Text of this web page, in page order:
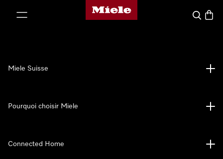
Page d'accueil de Miele
Search
Miele Suisse
Pourquoi choisir Miele
Connected Home